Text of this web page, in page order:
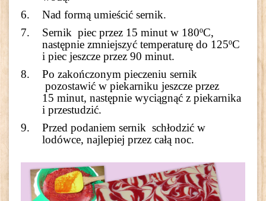
Nad formą umieścić sernik.
Sernik piec przez 15 minut w 180ºC,
następnie zmniejszyć temperaturę do 125ºC
i piec jeszcze przez 90 minut.
Po zakończonym pieczeniu sernik
pozostawić w piekarniku jeszcze przez
15 minut, następnie wyciągnąć z piekarnika
i przestudzić.
Przed podaniem sernik schłodzić w
lodówce, najlepiej przez całą noc.